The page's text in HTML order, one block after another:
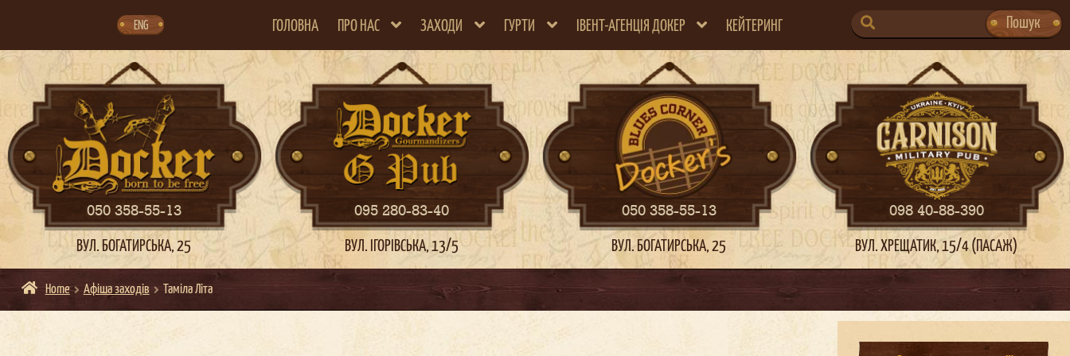
ENG ГОЛОВНА ПРО НАС ЗАХОДИ ГУРТИ ІВЕНТ-АГЕНЦІЯ ДОКЕР КЕЙТЕРИНГ
SEARCH
FOR:
Пошук
050 358-55-13
ВУЛ. БОГАТИРСЬКА, 25
095 280-83-40
ВУЛ. ІГОРІВСЬКА, 13/5
050 358-55-13
ВУЛ. БОГАТИРСЬКА, 25
098 40-88-390
ВУЛ. ХРЕЩАТИК, 15/4 (ПАСАЖ)
Home Афіша заходів Таміла Літа